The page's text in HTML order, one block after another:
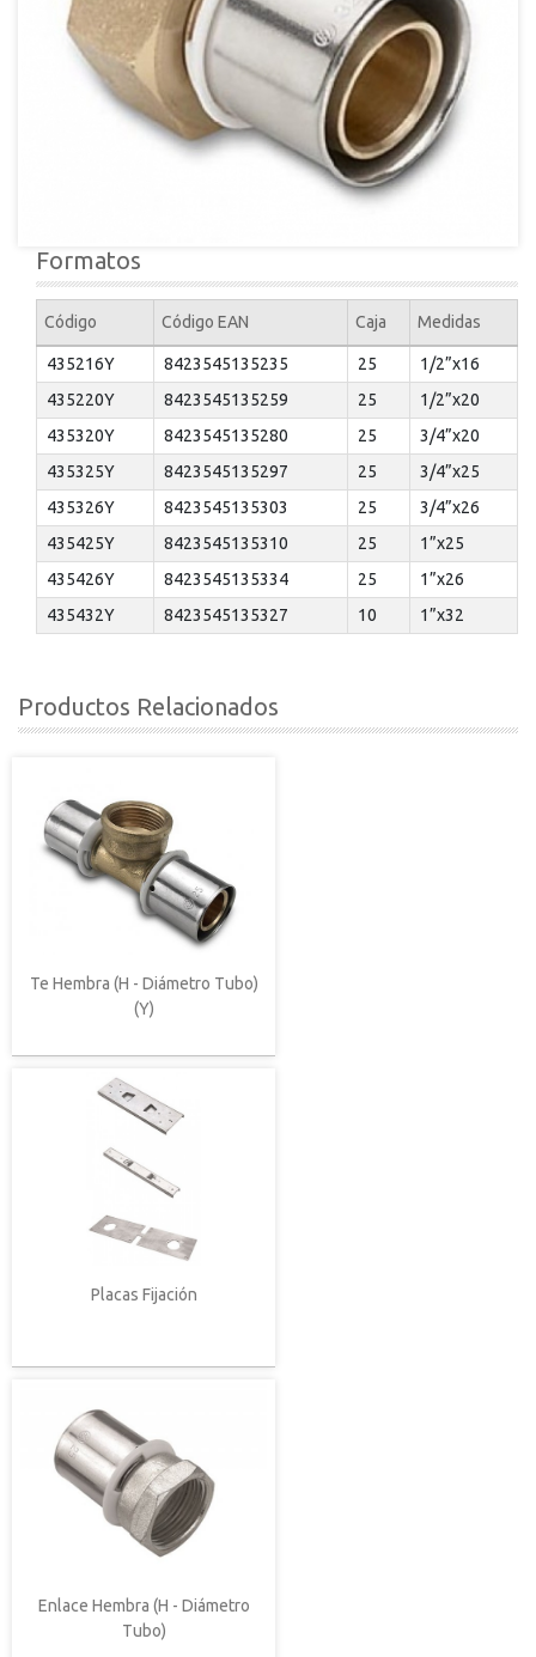
Formatos
Código Código EAN Caja Medidas
435216Y 8423545135235 25
1/2”x16
435220Y
8423545135259 25
1/2”x20
435320Y
8423545135280 25
3/4”x20
435325Y
8423545135297 25
3/4”x25
435326Y
8423545135303 25
3/4”x26
435425Y
8423545135310 25
1”x25
435426Y
8423545135334 25
1”x26
435432Y
8423545135327 10 1”x32
Productos Relacionados
Te Hembra (H - Diámetro Tubo)
(Y)
Placas Fijación
Enlace Hembra (H - Diámetro
Tubo)